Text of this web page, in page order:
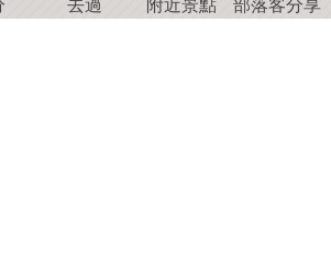
去過 附近景點 部落客分享